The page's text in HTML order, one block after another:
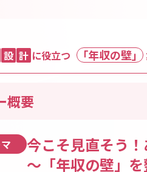
設 計 に役立つ 「年収の壁」
概要
今こそ見直そう
～「年収の壁」